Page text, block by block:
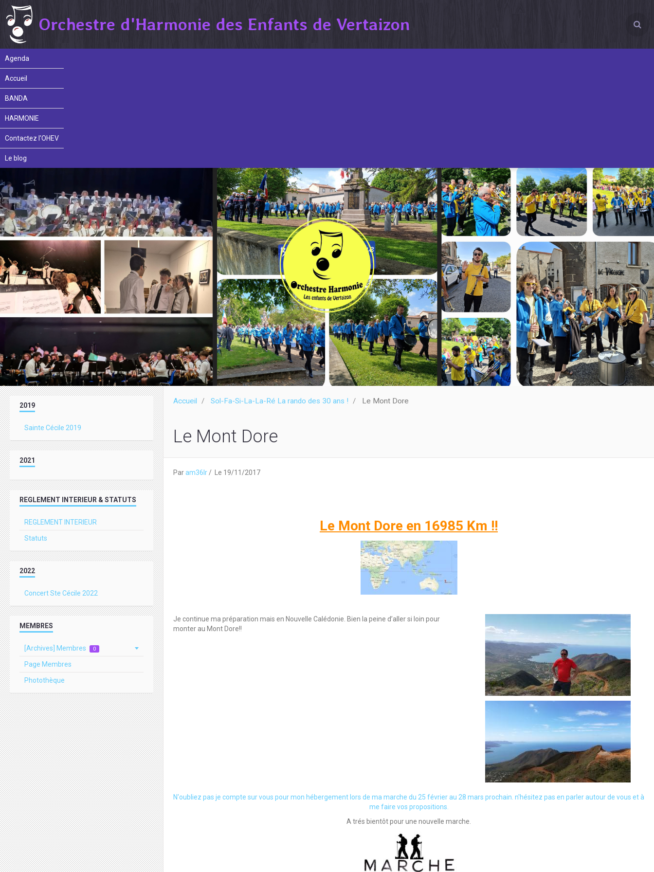
Orchestre d'Harmonie des Enfants de Vertaizon
Agenda
Accueil
BANDA
HARMONIE
Contactez l'OHEV
Le blog
Accueil Sol-Fa-Si-La-La-Ré La rando des 30 ans ! Le Mont Dore
Le Mont Dore
Param36lr Le 19/11/2017
Le Mont Dore en 16985 Km !!
Je continue ma préparation mais en Nouvelle Calédonie. Bien la peine d’aller si loin pour
monter au Mont Dore!!
N'oubliez pas je compte sur vous pour mon hébergement lors de ma marche du 25 février au 28 mars prochain. n'hésitez pas en parler autour de vous et à
me faire vos propositions.
A trés bientôt pour une nouvelle marche.
2019
Sainte Cécile 2019
2021
REGLEMENT INTERIEUR & STATUTS
REGLEMENT INTERIEUR
Statuts
2022
Concert Ste Cécile 2022
MEMBRES
[Archives] Membres 0
Page Membres
Photothèque